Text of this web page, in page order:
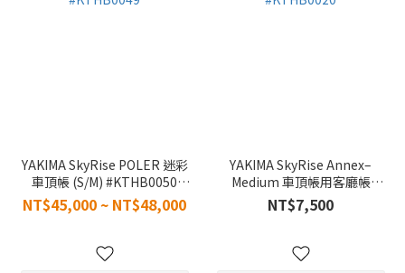
YAKIMA SkyRise POLER 迷彩
車頂帳 (S/M) #KTHB0050
#KTHB0049
NT$45,000 ~ NT$48,000
YAKIMA SkyRise Annex–
Medium 車頂帳用客廳帳
#KTHB0020
NT$7,500